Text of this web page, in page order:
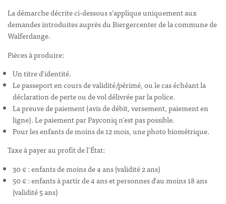
La démarche décrite ci-dessous s’applique uniquement aux
demandes introduites auprès du Biergercenter de la commune de
Walferdange.
Pièces à produire:
Un titre d’identité.
Le passeport en cours de validité/périmé, ou le cas échéant la
déclaration de perte ou de vol délivrée par la police.
La preuve de paiement (avis de débit, versement, paiement en
ligne). Le paiement par Payconiq n’est pas possible.
Pour les enfants de moins de 12 mois, une photo biométrique.
Taxe à payer au profit de l’État:
30 € : enfants de moins de 4 ans (validité 2 ans)
50 € : enfants à partir de 4 ans et personnes d’au moins 18 ans
(validité 5 ans)